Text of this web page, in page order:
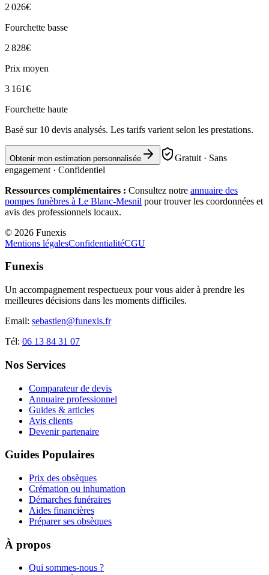
2 026€
Fourchette basse
2 828€
Prix moyen
3 161€
Fourchette haute
Basé sur 10 devis analysés. Les tarifs varient selon les prestations.
Obtenir mon estimation personnalisée
Gratuit · Sans
engagement · Confidentiel
Ressources complémentaires : Consultez notre annuaire des
pompes funèbres à Le Blanc-Mesnil pour trouver les coordonnées et
avis des professionnels locaux.
© 2026 Funexis
Mentions légalesConfidentialitéCGU
Funexis
Un accompagnement respectueux pour vous aider à prendre les
meilleures décisions dans les moments difficiles.
Email: sebastien@funexis.fr
Tél: 06 13 84 31 07
Nos Services
Comparateur de devis
Annuaire professionnel
Guides & articles
Avis clients
Devenir partenaire
Guides Populaires
Prix des obsèques
Crémation ou inhumation
Démarches funéraires
Aides financières
Préparer ses obsèques
À propos
Qui sommes-nous ?